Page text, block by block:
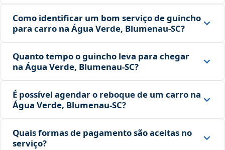
Como identificar um bom serviço de guincho
para carro na Água Verde, Blumenau‑SC?
Quanto tempo o guincho leva para chegar
na Água Verde, Blumenau‑SC?
É possível agendar o reboque de um carro na
Água Verde, Blumenau‑SC?
Quais formas de pagamento são aceitas no
serviço?